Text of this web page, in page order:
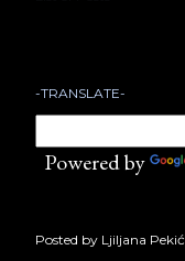
-TRANSLATE-
Powered by
Posted by Ljiljana Pekić